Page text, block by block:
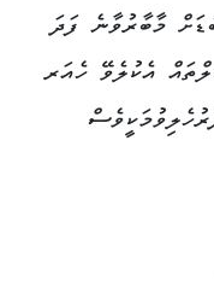
މާބާރުވާނެ ފަދަ
އެކުލެވޭ ހެއަރ